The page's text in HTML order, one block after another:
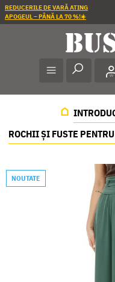
REDUCERILE DE VARĂ ATING
APOGEUL – PÂNĂ LA 70 %!☀️
ROCHII ȘI FUSTE
NOUTATE